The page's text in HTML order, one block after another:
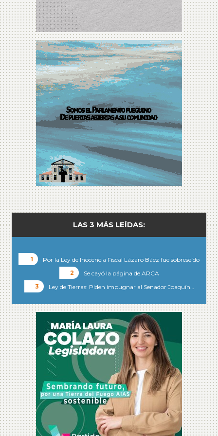
LAS 3 MÁS LEÍDAS:
Por la Ley de Inocencia Fiscal Lázaro Báez fue sobreseído
Se cayó la página de ARCA
Ley de Tierras: Piden impugnar al Senador Joaquín…